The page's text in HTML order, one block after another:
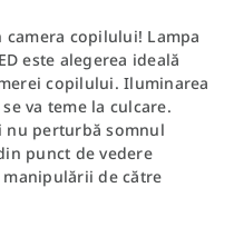
camera copilului! Lampa
este alegerea ideală
copilului. Iluminarea
va teme la culcare.
nu perturbă somnul
punct de vedere
de către